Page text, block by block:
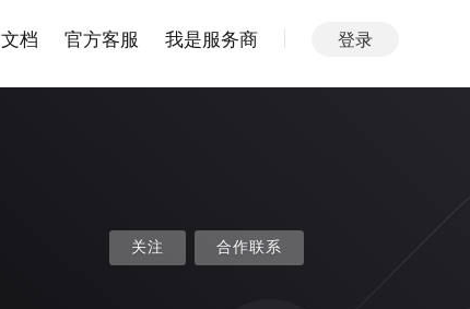
文档 官方客服 我是服务商 登录
关注 合作联系